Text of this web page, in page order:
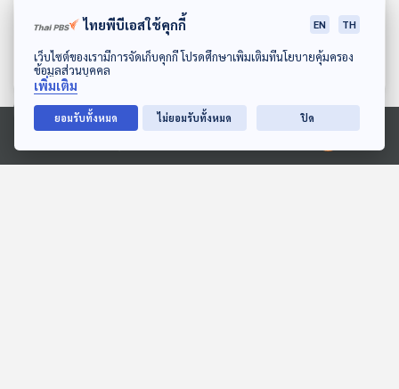
ดาวน์โหลด Thai PBS Podcast Application
Ⓒ 2020 องค์การกระจายเสียงและแพร่ภาพสาธารณะแห่งประเทศไทย
EP. 4: สถานีประชาชน รีเซต
ชีวิตคนกรุงเทพฯ : นโยบาย
คนรุ่นใหม่
เกาะติดเลือกตั้ง 69
ตอนที่เกี่ยวข้อง
ไทยพีบีเอสใช้คุกกี้ EN TH
เว็บไซต์ของเรามีการจัดเก็บคุกกี้ โปรดศึกษาเพิ่มเติมที่นโยบายคุ้มครอง
ข้อมูลส่วนบุคคล
เพิ่มเติม
ยอมรับทั้งหมด ไม่ยอมรับทั้งหมด ปิด